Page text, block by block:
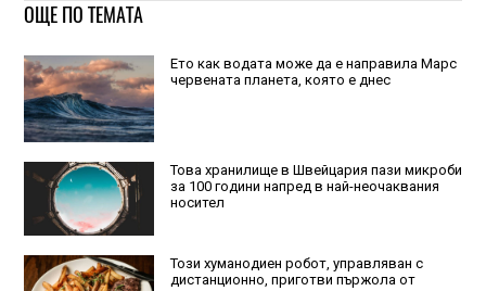
ОЩЕ ПО ТЕМАТА
Ето как водата може да е направила Марс
червената планета, която е днес
Това хранилище в Швейцария пази микроби
за 100 години напред в най-неочаквания
носител
Този хуманодиен робот, управляван с
дистанционно, приготви пържола от